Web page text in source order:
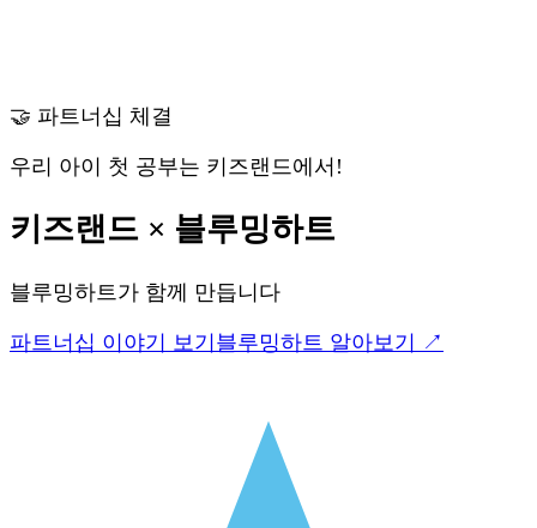
🤝 파트너십 체결
우리 아이 첫 공부는 키즈랜드에서!
키즈랜드 × 블루밍하트
블루밍하트 가 함께 만듭니다
파트너십 이야기 보기 블루밍하트 알아보기 ↗